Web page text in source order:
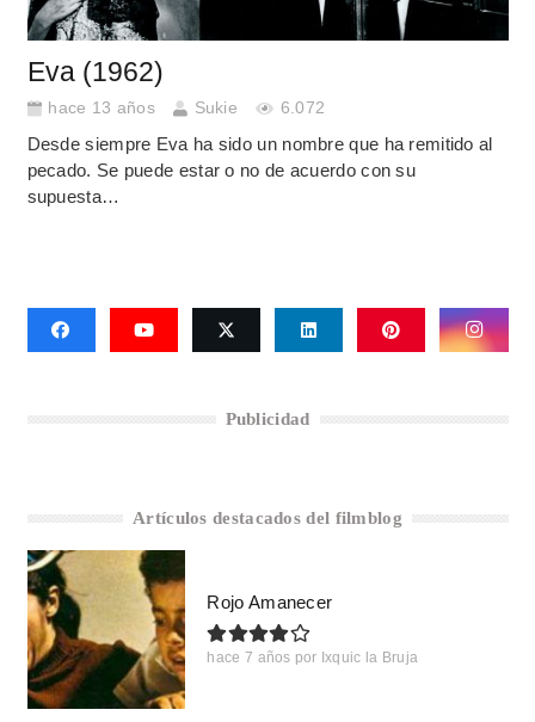
Eva (1962)
hace 13 años Sukie 6.072
Desde siempre Eva ha sido un nombre que ha remitido al
pecado. Se puede estar o no de acuerdo con su
supuesta…
Publicidad
Artículos destacados del filmblog
Rojo Amanecer
hace 7 años por Ixquic la Bruja